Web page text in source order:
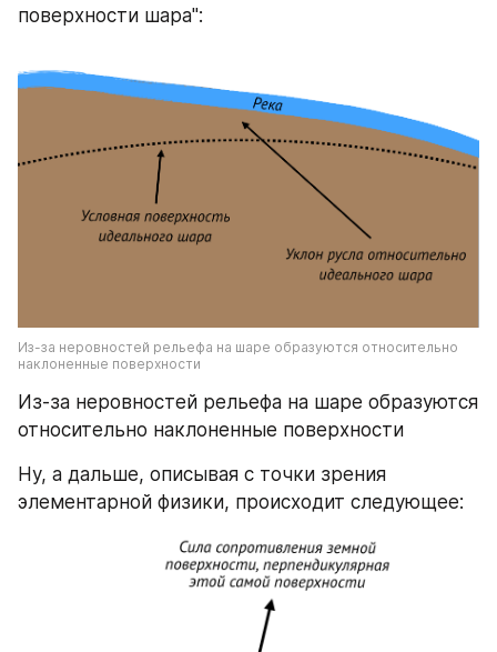
поверхности шара":
Из-за неровностей рельефа на шаре образуются относительно
наклоненные поверхности
Из-за неровностей рельефа на шаре образуются
относительно наклоненные поверхности
Ну, а дальше, описывая с точки зрения
элементарной физики, происходит следующее: